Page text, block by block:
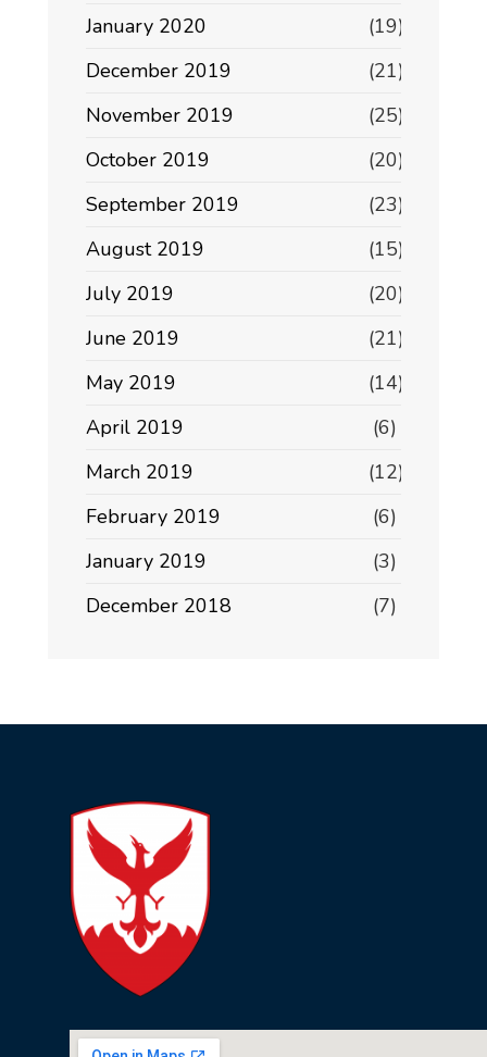
January 2020
(19)
December 2019
(21)
November 2019
(25)
October 2019
(20)
September 2019
(23)
August 2019
(15)
July 2019
(20)
June 2019
(21)
May 2019
(14)
April 2019
(6)
March 2019
(12)
February 2019
(6)
January 2019
(3)
December 2018
(7)